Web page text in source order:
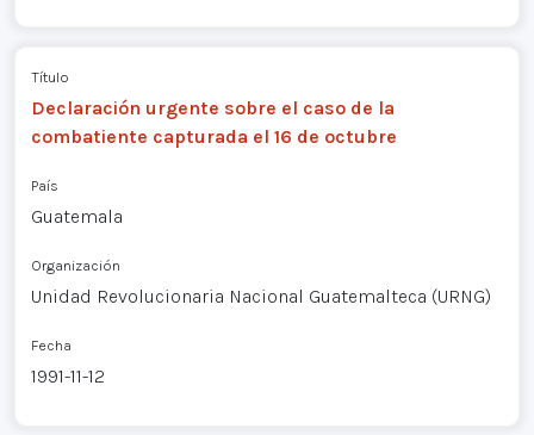
Título
Declaración urgente sobre el caso de la
combatiente capturada el 16 de octubre
País
Guatemala
Organización
Unidad Revolucionaria Nacional Guatemalteca (URNG)
Fecha
1991-11-12